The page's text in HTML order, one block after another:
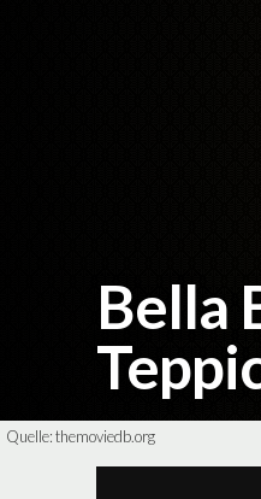
Bella
Quelle:themoviedb.org